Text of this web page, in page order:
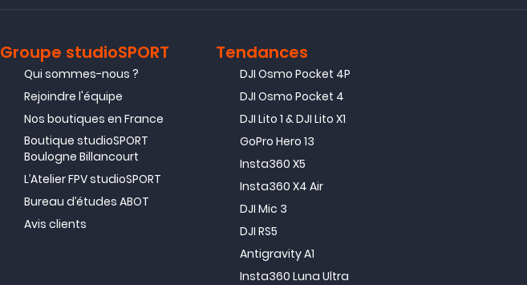
Groupe studioSPORT
Qui sommes-nous ?
Rejoindre l'équipe
Nos boutiques en France
Boutique studioSPORT
Boulogne Billancourt
L’Atelier FPV studioSPORT
Bureau d’études ABOT
Avis clients
Tendances
DJI Osmo Pocket 4P
DJI Osmo Pocket 4
DJI Lito 1 & DJI Lito X1
GoPro Hero 13
Insta360 X5
Insta360 X4 Air
DJI Mic 3
DJI RS5
Antigravity A1
Insta360 Luna Ultra